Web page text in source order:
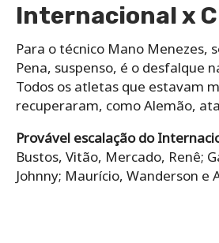
Internacional x
Para o técnico Mano Menezes,
Pena, suspenso, é o desfalque
Todos os atletas que estavam
recuperaram, como Alemão,
Provável escalação do
Bustos, Vitão, Mercado, Renê;
Johnny; Maurício, Wanderson e